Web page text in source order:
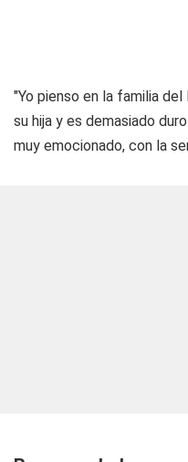
"Yo pienso en la familia del
su hija y es demasiado
muy emocionado, con la